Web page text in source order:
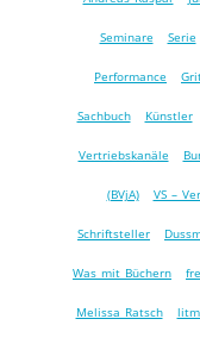
Seminare Serie
Performance
Sachbuch Künstler
Vertriebskanäle
(BVjA) VS –
Schriftsteller
Was mit Büchern
Melissa Ratsch